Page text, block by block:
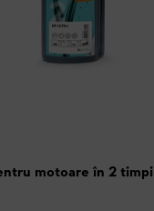
motoare în 2 timpi